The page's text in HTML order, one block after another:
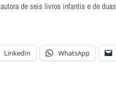
de seis livros infantis e de
LinkedIn WhatsApp